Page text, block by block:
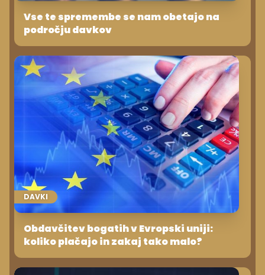
Vse te spremembe se nam obetajo na
področju davkov
DAVKI
Obdavčitev bogatih v Evropski uniji:
koliko plačajo in zakaj tako malo?